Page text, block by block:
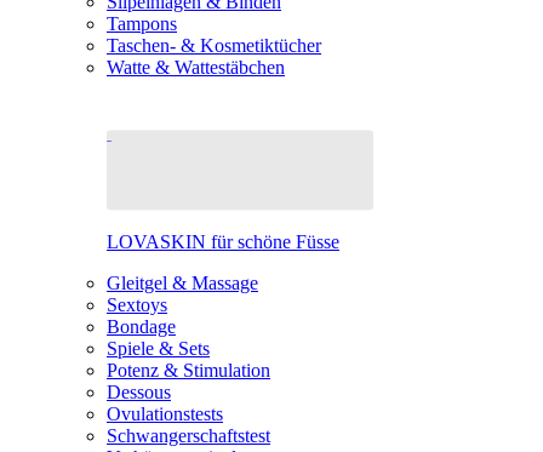
Tampons
Taschen- & Kosmetiktücher
Watte & Wattestäbchen
LOVASKIN für schöne Füsse
Gleitgel & Massage
Sextoys
Bondage
Spiele & Sets
Potenz & Stimulation
Dessous
Ovulationstests
Schwangerschaftstest